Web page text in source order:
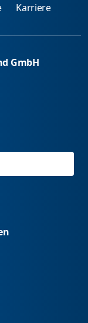
Karriere
GmbH